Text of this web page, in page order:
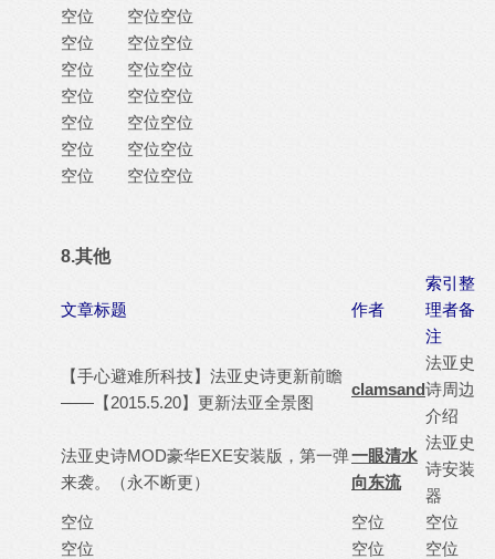
空位
空位空位
空位
空位空位
空位
空位空位
空位
空位空位
空位
空位空位
空位
空位空位
空位
空位空位
8.其他
文章标题 作者
索引整
理者备
注
【手心避难所科技】法亚史诗更新前瞻
——【2015.5.20】更新法亚全景图
clamsand
法亚史
诗周边
介绍
法亚史诗MOD豪华EXE安装版，第一弹
来袭。（永不断更）
一眼清水
向东流
法亚史
诗安装
器
空位
空位
空位
空位
空位
空位